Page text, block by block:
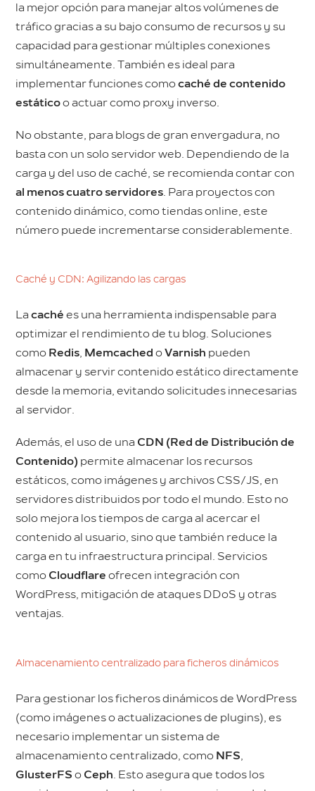
la mejor opción para manejar altos volúmenes de
tráfico gracias a su bajo consumo de recursos y su
capacidad para gestionar múltiples conexiones
simultáneamente. También es ideal para
implementar funciones comocaché de contenido
estáticoo actuar como proxy inverso.
No obstante, para blogs de gran envergadura, no
basta con un solo servidor web. Dependiendo de la
carga y del uso de caché, se recomienda contar con
al menos cuatro servidores. Para proyectos con
contenido dinámico, como tiendas online, este
número puede incrementarse considerablemente.
Caché y CDN: Agilizando las cargas
Lacaché es una herramienta indispensable para
optimizar el rendimiento de tu blog. Soluciones
como Redis, Memcached oVarnish pueden
almacenar y servir contenido estático directamente
desde la memoria, evitando solicitudes innecesarias
al servidor.
Además, el uso de una CDN (Red de Distribución de
Contenido) permite almacenar los recursos
estáticos, como imágenes y archivos CSS/JS, en
servidores distribuidos por todo el mundo. Esto no
solo mejora los tiempos de carga al acercar el
contenido al usuario, sino que también reduce la
carga en tu infraestructura principal. Servicios
como Cloudflare ofrecen integración con
WordPress, mitigación de ataques DDoS y otras
ventajas.
Almacenamiento centralizado para ficheros dinámicos
Para gestionar los ficheros dinámicos de WordPress
(como imágenes o actualizaciones de plugins), es
necesario implementar un sistema de
almacenamiento centralizado, como NFS,
GlusterFS o Ceph. Esto asegura que todos los